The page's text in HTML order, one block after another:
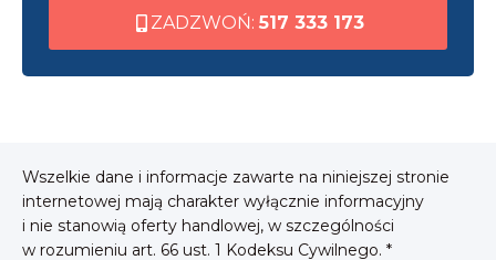
ZADZWOŃ: 517 333 173
Wszelkie dane i informacje zawarte na niniejszej stronie
internetowej mają charakter wyłącznie informacyjny
i nie stanowią oferty handlowej, w szczególności
w rozumieniu art. 66 ust. 1 Kodeksu Cywilnego. *